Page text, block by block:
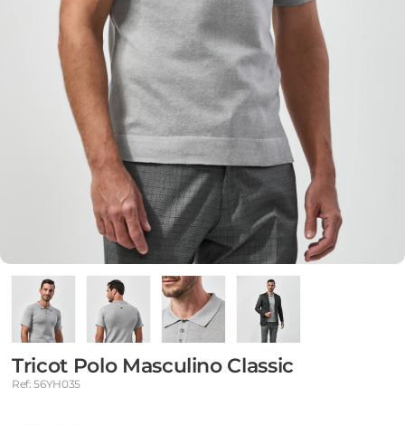
Tricot Polo Masculino Classic
Ref: 56YH035